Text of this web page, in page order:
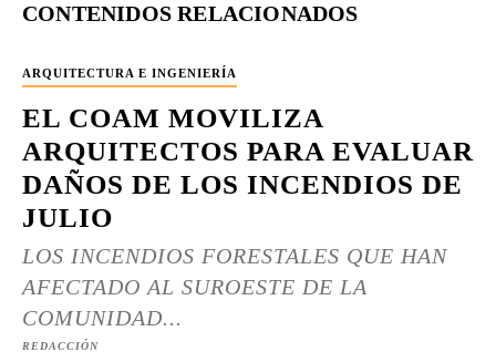
CONTENIDOS RELACIONADOS
ARQUITECTURA E INGENIERÍA
EL COAM MOVILIZA
ARQUITECTOS PARA EVALUAR
DAÑOS DE LOS INCENDIOS DE
JULIO
LOS INCENDIOS FORESTALES QUE HAN
AFECTADO AL SUROESTE DE LA
COMUNIDAD...
REDACCIÓN